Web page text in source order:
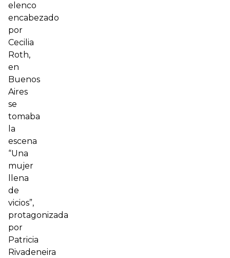
elenco
encabezado
por
Cecilia
Roth,
en
Buenos
Aires
se
tomaba
la
escena
“Una
mujer
llena
de
vicios”,
protagonizada
por
Patricia
Rivadeneira